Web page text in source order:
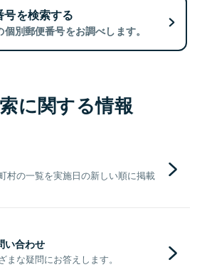
を検索する
別郵便番号をお調べします。
に関する情報
村の一覧を実施日の新しい順に掲載
い合わせ
な疑問にお答えします。